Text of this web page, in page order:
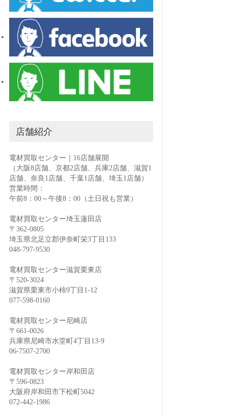
店舗紹介
電材買取センター｜16店舗展開
（大阪8店舗、京都2店舗、兵庫2店舗、滋賀1
店舗、奈良1店舗、千葉1店舗、埼玉1店舗）
営業時間：
午前8：00～午後8：00（土日祝も営業）
電材買取センター埼玉蓮田店
〒362-0805
埼玉県北足立郡伊奈町栄3丁目133
048-797-9530
電材買取センター滋賀栗東店
〒520-3024
滋賀県栗東市小柿9丁目1-12
077-598-0160
電材買取センター尼崎店
〒661-0026
兵庫県尼崎市水堂町4丁目13-9
06-7507-2700
電材買取センター岸和田店
〒596-0823
大阪府岸和田市下松町5042
072-442-1986